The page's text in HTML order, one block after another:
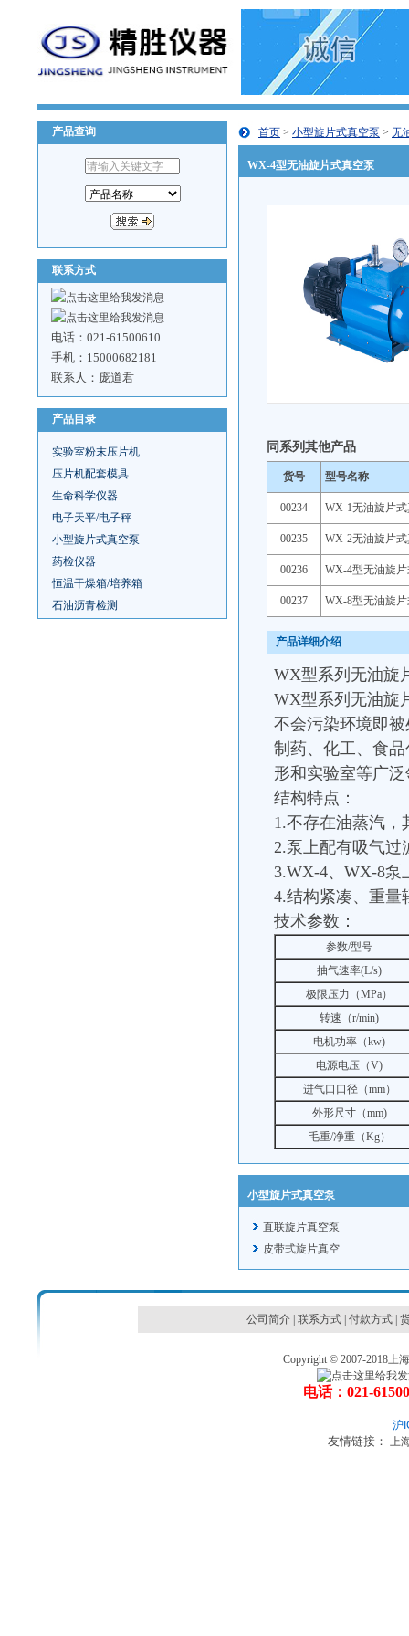
产品查询
联系方式
电话：021-61500610
手机：15000682181
联系人：庞道君
产品目录
实验室粉末压片机
压片机配套模具
生命科学仪器
电子天平/电子秤
小型旋片式真空泵
药检仪器
恒温干燥箱/培养箱
石油沥青检测
首页 > 小型旋片式真空泵 > 无
WX-4型无油旋片式真空泵
同系列其他产品
货号 型号名称
00234 WX-1无油旋片
00235 WX-2无油旋片
00236 WX-4型无油旋
00237 WX-8型无油旋
产品详细介绍
WX型系列无油旋
WX型系列无油旋
不会污染环境即
制药、化工、食
形和实验室等广
结构特点：
1.不存在油蒸汽，
2.泵上配有吸气过
3.WX-4、WX-8泵
4.结构紧凑、重量
技术参数：
参数/型号
抽气速率(L/s)
极限压力（MPa）
转速（r/min)
电机功率（kw)
电源电压（V)
进气口口径（mm）
外形尺寸（mm)
毛重/净重（Kg）
小型旋片式真空泵
直联旋片真空泵
皮带式旋片真空
公司简介 联系方式 付款方式
Copyright © 2007-2018上
电话：021-
沪
友情链接： 上